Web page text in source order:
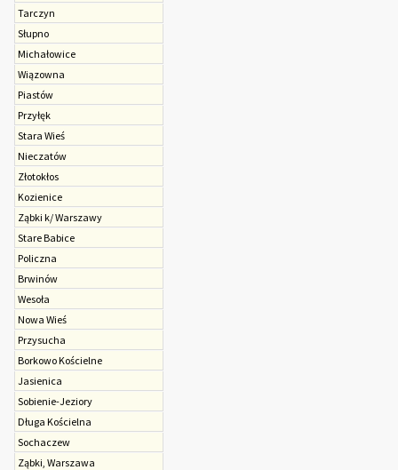
Tarczyn
Słupno
Michałowice
Wiązowna
Piastów
Przyłęk
Stara Wieś
Nieczatów
Złotokłos
Kozienice
Ząbki k/ Warszawy
Stare Babice
Policzna
Brwinów
Wesoła
Nowa Wieś
Przysucha
Borkowo Kościelne
Jasienica
Sobienie-Jeziory
Długa Kościelna
Sochaczew
Ząbki, Warszawa